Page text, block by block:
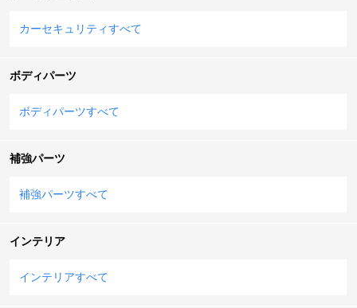
カーセキュリティすべて
ボディパーツ
ボディパーツすべて
補強パーツ
補強パーツすべて
インテリア
インテリアすべて